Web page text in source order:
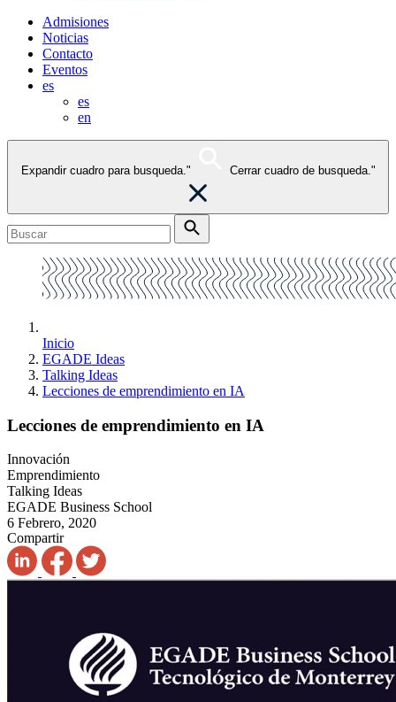
Admisiones
Noticias
Contacto
Eventos
es
es
en
Expandir cuadro para busqueda." Cerrar cuadro de busqueda."
Inicio
EGADE Ideas
Talking Ideas
Lecciones de emprendimiento en IA
Lecciones de emprendimiento en IA
Innovación
Emprendimiento
Talking Ideas
EGADE Business School
6 Febrero, 2020
Compartir